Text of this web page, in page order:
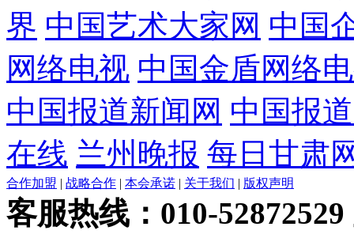
界 中国艺术大家网 中国
网络电视 中国金盾网络
中国报道新闻网 中国报
在线 兰州晚报 每日甘肃
合作加盟 | 战略合作 | 本会承诺 | 关于我们 | 版权声明
客服热线：010-